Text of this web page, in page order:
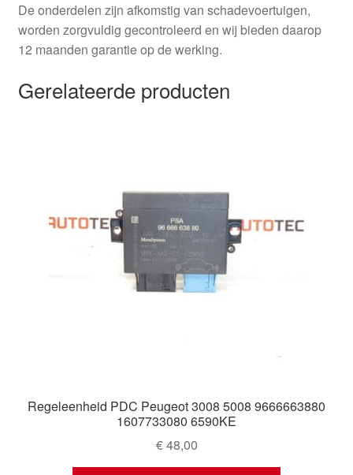
De onderdelen zijn afkomstig van schadevoertuigen,
worden zorgvuldig gecontroleerd en wij bieden daarop
12 maanden garantie op de werking.
Gerelateerde producten
Regeleenheid PDC Peugeot 3008 5008 9666663880
1607733080 6590KE
€48,00